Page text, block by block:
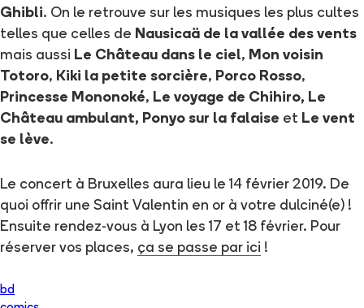
Ghibli. On le retrouve sur les musiques les plus cultes
telles que celles de Nausicaä de la vallée des vents
mais aussi Le Château dans le ciel, Mon voisin
Totoro, Kiki la petite sorcière, Porco Rosso,
Princesse Mononoké, Le voyage de Chihiro, Le
Château ambulant, Ponyo sur la falaise et Le vent
se lève.
Le concert à Bruxelles aura lieu le 14 février 2019. De
quoi offrir une Saint Valentin en or à votre dulciné(e) !
Ensuite rendez-vous à Lyon les 17 et 18 février. Pour
réserver vos places, ça se passe par ici !
bd